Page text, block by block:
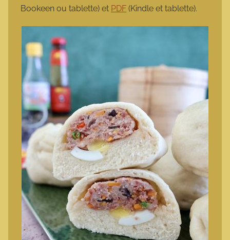
Bookeen ou tablette) et PDF (Kindle et tablette).